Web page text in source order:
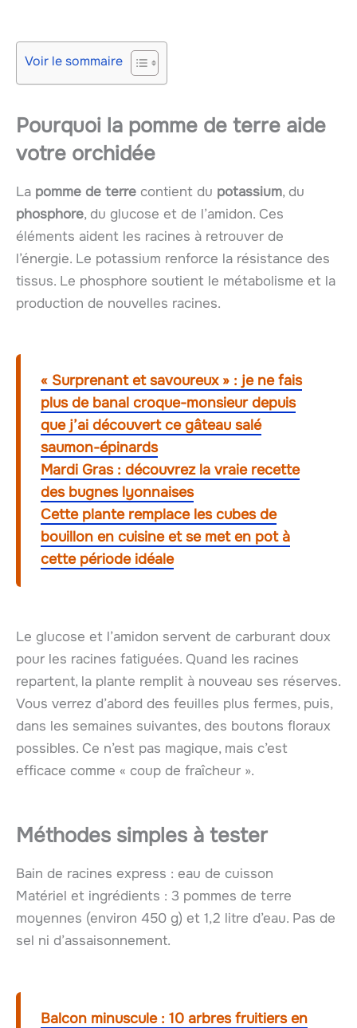
Voir le sommaire
Pourquoi la pomme de terre aide
votre orchidée
La pomme de terre contient du potassium, du
phosphore, du glucose et de l’amidon. Ces
éléments aident les racines à retrouver de
l’énergie. Le potassium renforce la résistance des
tissus. Le phosphore soutient le métabolisme et la
production de nouvelles racines.
« Surprenant et savoureux » : je ne fais
plus de banal croque-monsieur depuis
que j’ai découvert ce gâteau salé
saumon-épinards
Mardi Gras : découvrez la vraie recette
des bugnes lyonnaises
Cette plante remplace les cubes de
bouillon en cuisine et se met en pot à
cette période idéale
Le glucose et l’amidon servent de carburant doux
pour les racines fatiguées. Quand les racines
repartent, la plante remplit à nouveau ses réserves.
Vous verrez d’abord des feuilles plus fermes, puis,
dans les semaines suivantes, des boutons floraux
possibles. Ce n’est pas magique, mais c’est
efficace comme « coup de fraîcheur ».
Méthodes simples à tester
Bain de racines express : eau de cuisson
Matériel et ingrédients : 3 pommes de terre
moyennes (environ 450 g) et 1,2 litre d’eau. Pas de
sel ni d’assaisonnement.
Balcon minuscule : 10 arbres fruitiers en